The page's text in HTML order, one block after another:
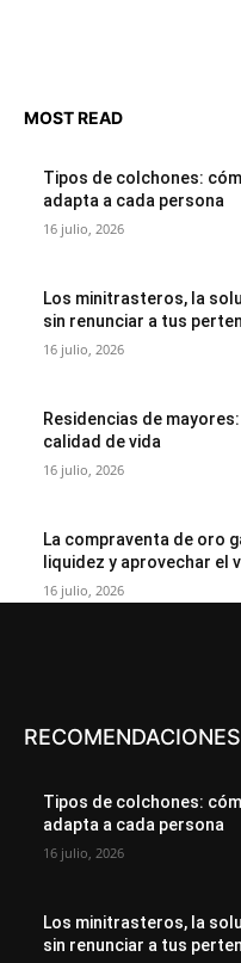
MOST READ
Tipos de colchones:
adapta a cada persona
16 julio, 2026
Los minitrasteros, la
sin renunciar a tus
16 julio, 2026
Residencias de
calidad de vida
16 julio, 2026
La compraventa de oro
liquidez y aprovechar el
16 julio, 2026
Tipos de colchones:
adapta a cada persona
16 julio, 2026
Los minitrasteros, la
sin renunciar a tus